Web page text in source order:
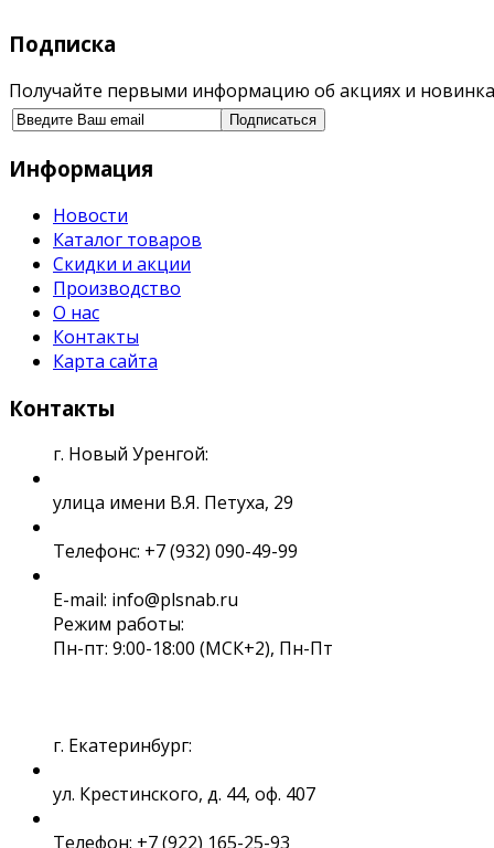
Подписка
Получайте первыми информацию об акциях и
Информация
Новости
Каталог товаров
Скидки и акции
Производство
О нас
Контакты
Карта сайта
Контакты
г. Новый Уренгой:
улица имени В.Я. Петуха, 29
Телефонс: +7 (932) 090-49-99
E-mail: info@plsnab.ru
Режим работы:
Пн-пт: 9:00-18:00 (МСК+2), Пн-Пт
г. Екатеринбург:
ул. Крестинского, д. 44, оф. 407
Телефон: +7 (922) 165-25-93